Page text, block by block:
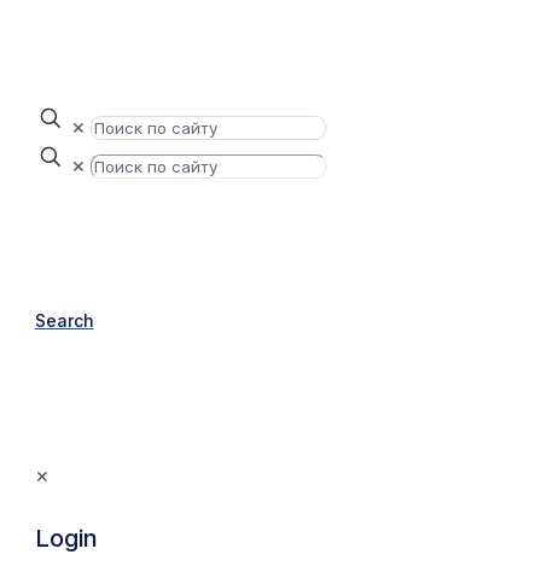
✕
✕
Search
✕
Login